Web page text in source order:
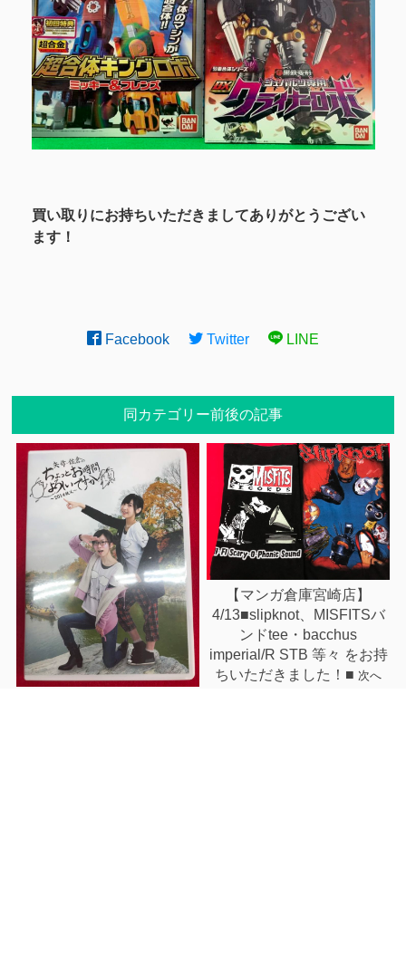
買い取りにお持ちいただきましてありがとうござい
ます！
Facebook Twitter LINE
同カテゴリー前後の記事
【マンガ倉庫宮崎店】
4/13■slipknot、MISFITSバ
ンドtee・bacchus
imperial/R STB 等々 をお持
ちいただきました！■ 次へ